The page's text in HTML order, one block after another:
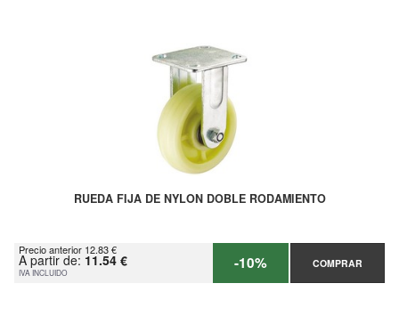
RUEDA FIJA DE NYLON DOBLE RODAMIENTO
Precio anterior 12.83 €
A partir de: 11.54 €
IVA INCLUIDO -10% COMPRAR